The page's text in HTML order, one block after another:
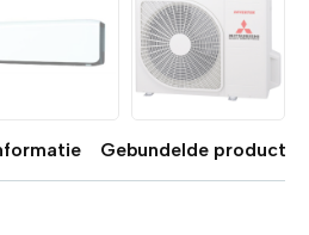
Gebundelde producten